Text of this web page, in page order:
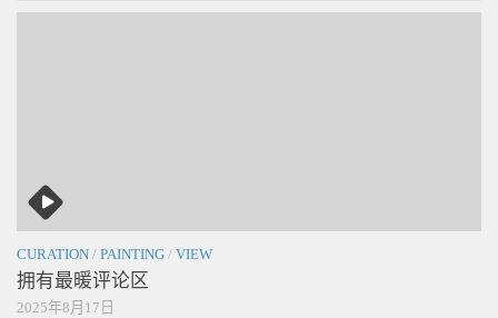
CURATION / PAINTING / VIEW
拥有最暖评论区
2025年8月17日